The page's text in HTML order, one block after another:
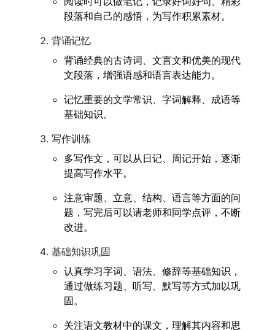
段落和自己的感悟，为写作积累素材。
背诵记忆
背诵经典的古诗词、文言文和优美的现代
文段落，增强语感和语言表达能力。
记忆重要的文学常识、字词解释、成语等
基础知识。
写作训练
多写作文，可以从日记、周记开始，逐渐
提高写作水平。
注意审题、立意、结构、语言等方面的问
题，写完后可以请老师和同学点评，不断
改进。
基础知识巩固
认真学习字词、语法、修辞等基础知识，
通过做练习题、听写、默写等方式加以巩
固。
关注语文教材中的课文，理解其内容和思